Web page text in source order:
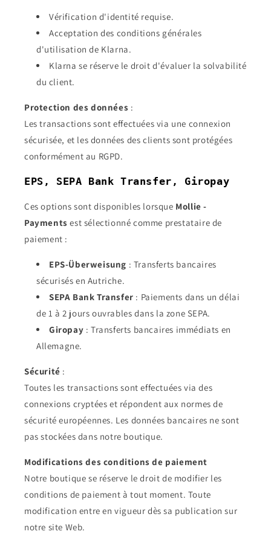
Vérification d'identité requise.
Acceptation des conditions générales
d'utilisation de Klarna.
Klarna se réserve le droit d'évaluer la solvabilité
du client.
Protection des données :
Les transactions sont effectuées via une connexion
sécurisée, et les données des clients sont protégées
conformément au RGPD.
EPS, SEPA Bank Transfer, Giropay
Ces options sont disponibles lorsque Mollie -
Payments est sélectionné comme prestataire de
paiement :
EPS-Überweisung : Transferts bancaires
sécurisés en Autriche.
SEPA Bank Transfer : Paiements dans un délai
de 1 à 2 jours ouvrables dans la zone SEPA.
Giropay : Transferts bancaires immédiats en
Allemagne.
Sécurité :
Toutes les transactions sont effectuées via des
connexions cryptées et répondent aux normes de
sécurité européennes. Les données bancaires ne sont
pas stockées dans notre boutique.
Modifications des conditions de paiement
Notre boutique se réserve le droit de modifier les
conditions de paiement à tout moment. Toute
modification entre en vigueur dès sa publication sur
notre site Web.